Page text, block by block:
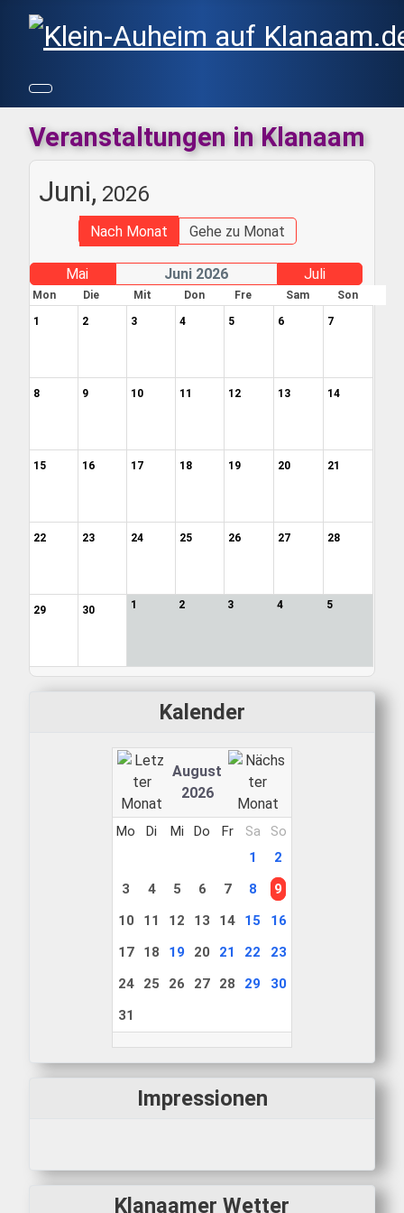
Veranstaltungen in Klanaam
Juni, 2026
Nach Monat Gehe zu Monat
Mai Juni 2026 Juli
Mon Die Mit Don Fre Sam Son
1 2 3 4 5 6 7
8 9 10 11 12 13 14
15 16 17 18 19 20 21
22 23 24 25 26 27 28
29 30 1 2 3 4 5
Kalender
August
2026
Mo Di Mi Do Fr Sa
So
1
2
3
4 5 6 7 8
9
10
11 12 13 14 15
16
17
18 19 20 21 22
23
24
25 26 27 28 29
30
31
Impressionen
Klanaamer Wetter